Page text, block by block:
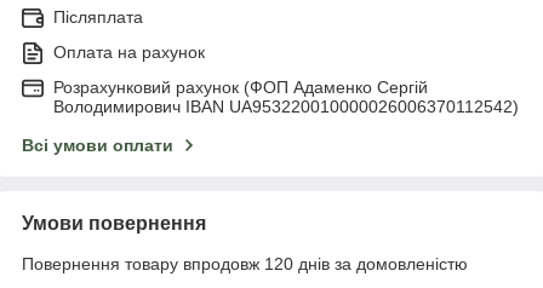
Післяплата
Оплата на рахунок
Розрахунковий рахунок (ФОП Адаменко Сергій
Володимирович IBAN UA953220010000026006370112542)
Всі умови оплати
Умови повернення
Повернення товару впродовж 120 днів за домовленістю